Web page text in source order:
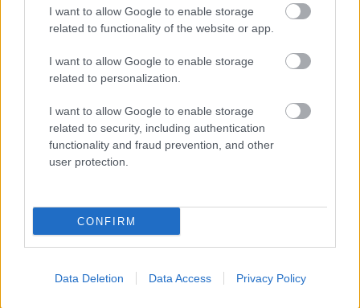
I want to allow Google to enable storage
related to functionality of the website or app.
I want to allow Google to enable storage
related to personalization.
I want to allow Google to enable storage
related to security, including authentication
functionality and fraud prevention, and other
user protection.
CONFIRM
Data Deletion Data Access Privacy Policy
cikksorozat összes megjelent tagja itt olvasható.
Ezen a hétvégén pedig 100 éves épületekbe
jóvoltából - a Budapest100 programjában egy kicsit
a Fővárosi Blog is…